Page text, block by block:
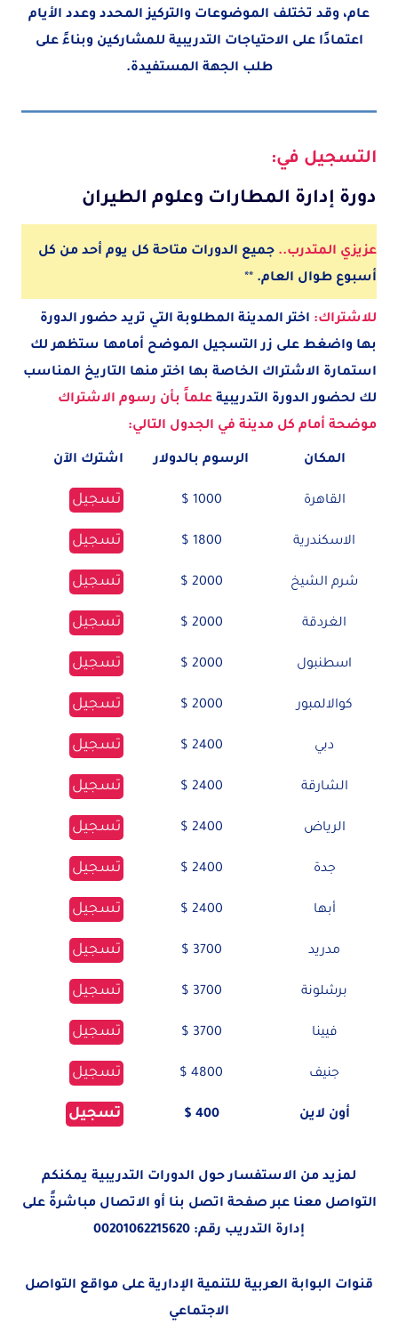
عام، وقد تختلف الموضوعات والتركيز المحدد وعدد الأيام
اعتمادًا على الاحتياجات التدريبية للمشاركين وبناءً على
طلب الجهة المستفيدة.
التسجيل في:
دورة إدارة المطارات وعلوم الطيران
عزيزي المتدرب.. جميع الدورات متاحة كل يوم أحد من كل
أسبوع طوال العام. **
للاشتراك: اختر المدينة المطلوبة التي تريد حضور الدورة
بها واضغط على زر التسجيل الموضح أمامها ستظهر لك
استمارة الاشتراك الخاصة بها اختر منها التاريخ المناسب
لك لحضور الدورة التدريبية علماً بأن رسوم الاشتراك
موضحة أمام كل مدينة في الجدول التالي:
المكان الرسوم بالدولار اشترك الآن
القاهرة 1000 $ تسجيل
الاسكندرية 1800 $ تسجيل
شرم الشيخ 2000 $ تسجيل
الغردقة 2000 $ تسجيل
اسطنبول 2000 $ تسجيل
كوالالمبور 2000 $ تسجيل
دبي 2400 $ تسجيل
الشارقة 2400 $ تسجيل
الرياض 2400 $ تسجيل
جدة 2400 $ تسجيل
أبها 2400 $ تسجيل
مدريد 3700 $ تسجيل
برشلونة 3700 $ تسجيل
فيينا 3700 $ تسجيل
جنيف 4800 $ تسجيل
أون لاين 400 $ تسجيل
لمزيد من الاستفسار حول الدورات التدريبية يمكنكم
التواصل معنا عبر صفحة اتصل بنا أو الاتصال مباشرةً على
إدارة التدريب رقم: 00201062215620
قنوات البوابة العربية للتنمية الإدارية على مواقع التواصل
الاجتماعي